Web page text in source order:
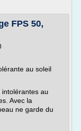
FPS 50,
au soleil
au
Avec la
ne garde du